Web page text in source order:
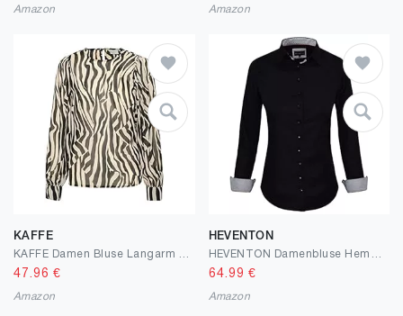
Amazon Amazon
KAFFE
47.96 €
Amazon
HEVENTON
64.99 €
Amazon